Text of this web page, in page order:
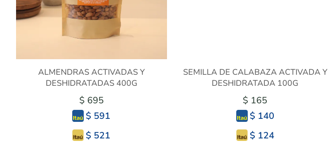
ALMENDRAS ACTIVADAS Y
DESHIDRATADAS 400G
$ 695
$ 591
$ 521
SEMILLA DE CALABAZA ACTIVADA Y
DESHIDRATADA 100G
$ 165
$ 140
$ 124